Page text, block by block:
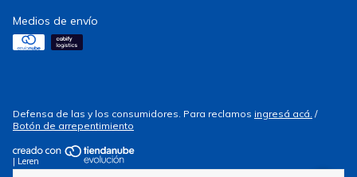
Medios de envío
Defensa de las y los consumidores. Para reclamos ingresá acá. /
Botón de arrepentimiento
| Leren